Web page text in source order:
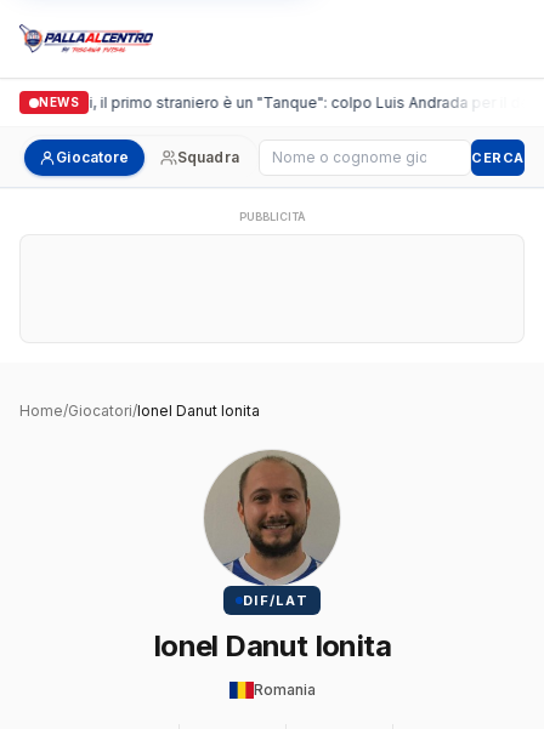
NEWS
Casalguidi, il primo straniero è un "Tanque": colpo Luis Andrada per il
Giocatore Squadra Cerca giocatore CERCA
PUBBLICITÀ
Home/Giocatori/Ionel Danut Ionita
DIF/LAT
Ionel Danut Ionita
Romania